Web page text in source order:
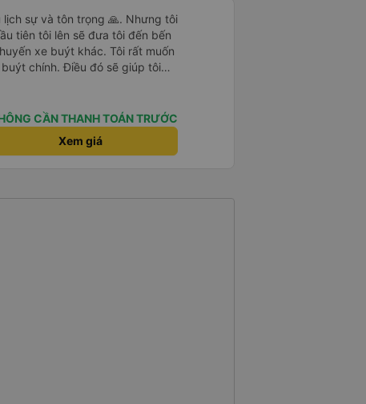
sự và tôn trọng 🙏. Nhưng tôi
tiên tôi lên sẽ đưa tôi đến bến
xe buýt khác. Tôi rất muốn
chính. Điều đó sẽ giúp tôi
nhiều lần. Ngoài ra, xe buýt
CẦN THANH TOÁN TRƯỚC
Xem giá